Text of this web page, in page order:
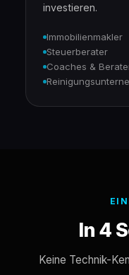
investieren.
Immobilienmakler
Steuerberater
Coaches &
In 4
Keine Technik-